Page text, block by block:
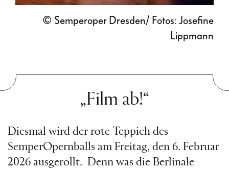
© Semperoper Dresden/ Fotos: Josefine
Lippmann
„Film ab!“
Diesmal wird der rote Teppich des
SemperOpernballs am Freitag, den 6. Februar
2026 ausgerollt. Denn was die Berlinale